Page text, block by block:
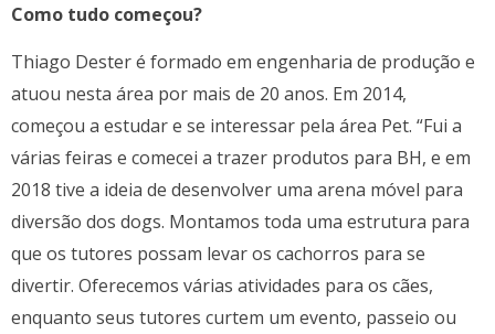
Como tudo começou?
Thiago Dester é formado em engenharia de produção e
atuou nesta área por mais de 20 anos. Em 2014,
começou a estudar e se interessar pela área Pet. “Fui a
várias feiras e comecei a trazer produtos para BH, e em
2018 tive a ideia de desenvolver uma arena móvel para
diversão dos dogs. Montamos toda uma estrutura para
que os tutores possam levar os cachorros para se
divertir. Oferecemos várias atividades para os cães,
enquanto seus tutores curtem um evento, passeio ou